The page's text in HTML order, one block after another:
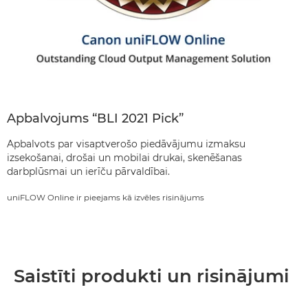
Apbalvojums “BLI 2021 Pick”
Apbalvots par visaptverošo piedāvājumu izmaksu
izsekošanai, drošai un mobilai drukai, skenēšanas
darbplūsmai un ierīču pārvaldībai.
uniFLOW Online ir pieejams kā izvēles risinājums
Saistīti produkti un risinājumi